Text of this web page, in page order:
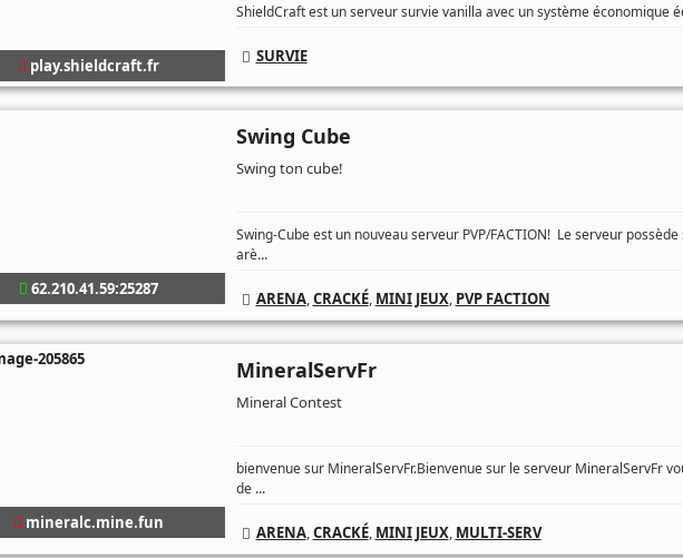
play.shieldcraft.fr
ShieldCraft est un serveur survie vanilla avec un système économique
SURVIE
62.210.41.59:25287
Swing Cube
Swing ton cube!
Swing-Cube est un nouveau serveur PVP/FACTION! Le serveur
arè...
ARENA,CRACKÉ, MINI JEUX, PVP FACTION
mineralc.mine.fun
MineralServFr
Mineral Contest
bienvenue sur MineralServFr.Bienvenue sur le serveur MineralServFr
de ...
ARENA,CRACKÉ, MINI JEUX, MULTI-SERV